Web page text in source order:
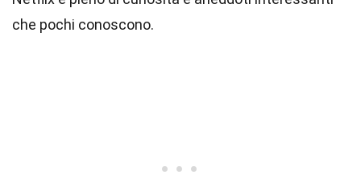
che pochi conoscono.